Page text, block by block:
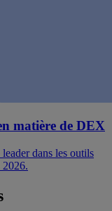
matière de DEX
dans les outils